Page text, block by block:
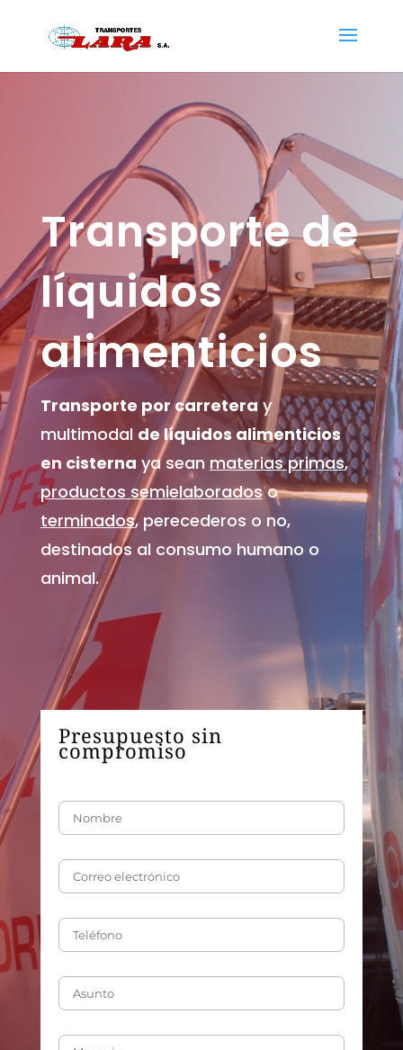
Transporte de
líquidos
alimenticios
Transporte por carreteray
multimodal de líquidos alimenticios
en cisterna ya sean materias primas,
productos semielaboradoso
terminados, perecederos o no,
destinados al consumo humano o
animal.
Presupuesto sin
compromiso